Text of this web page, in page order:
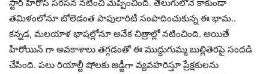
స్టార్ హీరోస్ సరసన నటించి మెప్పించింది. తెలుగులోనే కాకుండా
తమిళంలోనూ బోలెడంత పాపులారిటీ సంపాదించుకున్న ఈ భామ..
కన్నడ, మలయాళ భాషల్లోనూ అనేక చిత్రాల్లో నటించింది. అయితే
హీరోయిన్ గా అవకాశాలు తగ్గడంతో ఈ ముద్దుగుమ్మ బుల్లితెరపై సందడి
చేసింది. పలు రియాల్టీ షోలకు జడ్జీగా వ్యవహరిస్తూ ప్రేక్షకులను